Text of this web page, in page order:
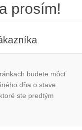
prosím!
budete môcť
dňa o stave
ste predtým